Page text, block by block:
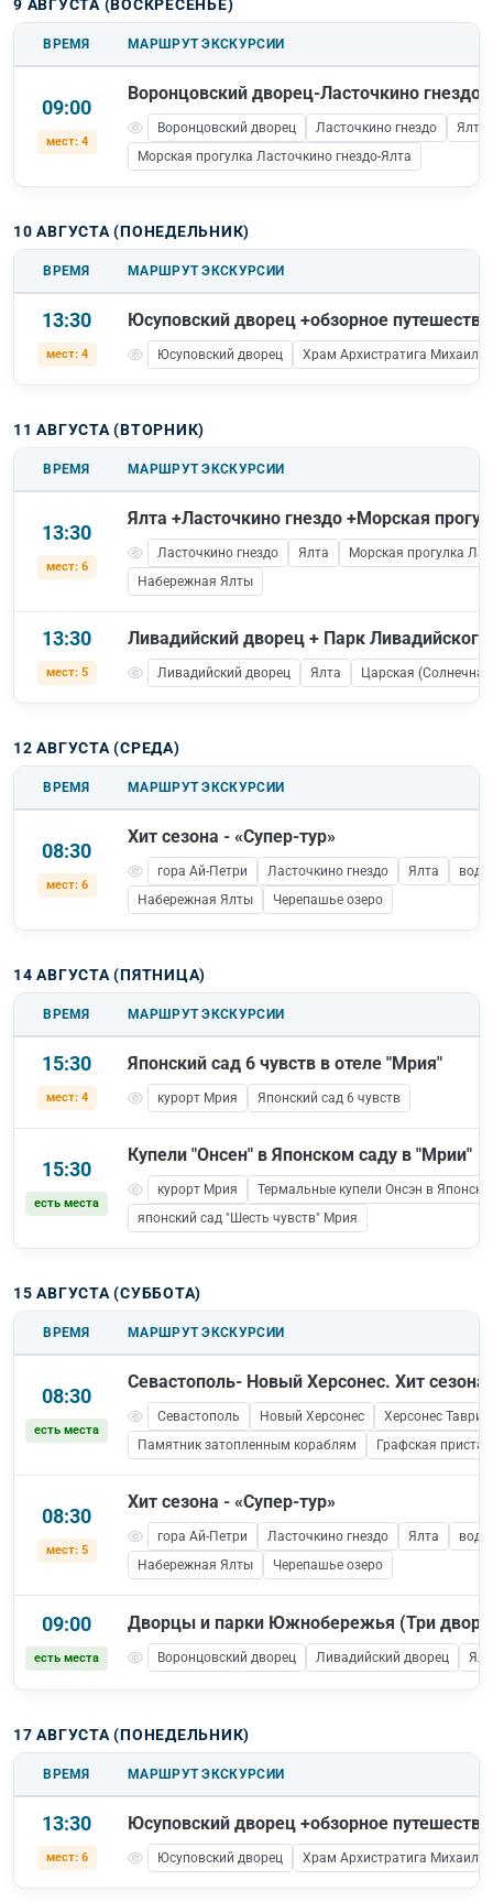
9 АВГУСТА (ВОСКРЕСЕНЬЕ)
ВРЕМЯ МАРШРУТ ЭКСКУРСИИ
09:00
мест: 4
Воронцовский дворец-Ласточкино
Воронцовский дворец Ласточкино гнездо
Ялта
Морская прогулка Ласточкино гнездо-Ялта
10 АВГУСТА (ПОНЕДЕЛЬНИК)
ВРЕМЯ МАРШРУТ ЭКСКУРСИИ
13:30
мест: 4
Юсуповский дворец +обзорное
Юсуповский дворец Храм Архистратига Михаила
11 АВГУСТА (ВТОРНИК)
ВРЕМЯ МАРШРУТ ЭКСКУРСИИ
13:30
мест: 6
Ялта +Ласточкино гнездо +Морская
Ласточкино гнездо Ялта
Морская прогулка
Набережная Ялты
13:30
мест: 5
Ливадийский дворец + Парк
Ливадийский дворец Ялта Царская
12 АВГУСТА (СРЕДА)
ВРЕМЯ МАРШРУТ ЭКСКУРСИИ
08:30
мест: 6
Хит сезона - «Супер-тур»
гора Ай-Петри Ласточкино гнездо Ялта
Набережная Ялты
Черепашье озеро
14 АВГУСТА (ПЯТНИЦА)
ВРЕМЯ МАРШРУТ ЭКСКУРСИИ
15:30
мест: 4
Японский сад 6 чувств в отеле "Мрия"
курорт Мрия Японский сад 6 чувств
15:30
есть места
Купели "Онсен" в Японском саду в "Мрии"
курорт Мрия
Термальные купели Онсэн в
японский сад "Шесть чувств" Мрия
15 АВГУСТА (СУББОТА)
ВРЕМЯ МАРШРУТ ЭКСКУРСИИ
08:30
есть места
Севастополь- Новый Херсонес. Хит сезона!
Севастополь Новый Херсонес
Херсонес
Памятник затопленным кораблям
Графская
08:30
мест: 5
Хит сезона - «Супер-тур»
гора Ай-Петри Ласточкино гнездо Ялта
Набережная Ялты
Черепашье озеро
09:00
есть места
Дворцы и парки Южнобережья (Три
Воронцовский дворец Ливадийский дворец
17 АВГУСТА (ПОНЕДЕЛЬНИК)
ВРЕМЯ МАРШРУТ ЭКСКУРСИИ
13:30
мест: 6
Юсуповский дворец +обзорное
Юсуповский дворец Храм Архистратига Михаила